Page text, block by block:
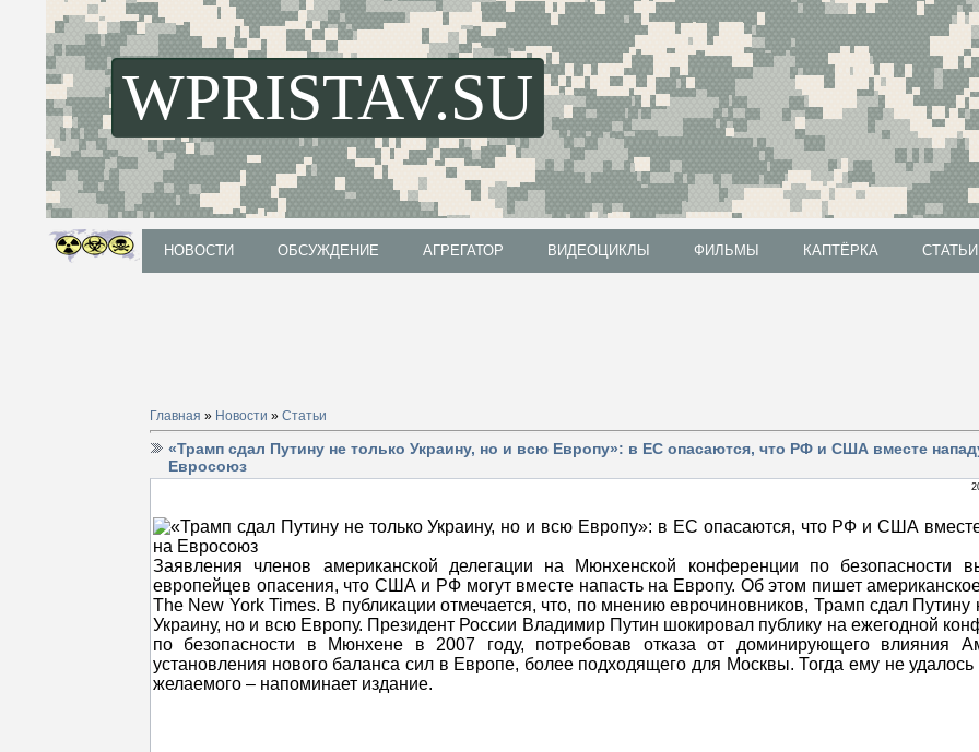
WPRISTAV.SU
НОВОСТИ ОБСУЖДЕНИЕ АГРЕГАТОР ВИДЕОЦИКЛЫ ФИЛЬМЫ КАПТЁРКА СТАТЬИ
Главная » Новости » Статьи
«Трамп сдал Путину не только Украину, но и всю Европу»: в ЕС опасаются, что РФ и США вместе
Евросоюз
Заявления членов американской делегации на Мюнхенской конференции по безопасности
европейцев опасения, что США и РФ могут вместе напасть на Европу. Об этом пишет
The New York Times. В публикации отмечается, что, по мнению еврочиновников, Трамп сдал Путину
Украину, но и всю Европу. Президент России Владимир Путин шокировал публику на ежегодной
по безопасности в Мюнхене в 2007 году, потребовав отказа от доминирующего влияния
установления нового баланса сил в Европе, более подходящего для Москвы. Тогда ему не удалось
желаемого – напоминает издание.